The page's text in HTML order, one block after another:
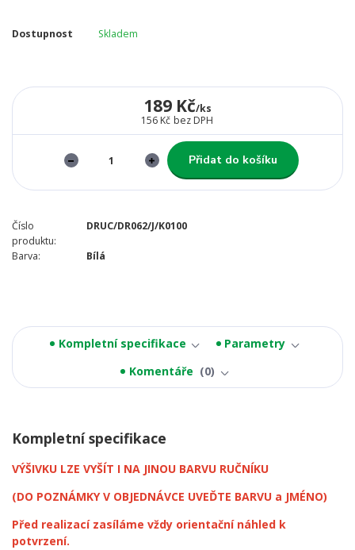
Dostupnost Skladem
189 Kč/ks
156 Kč bez DPH
Přidat do košíku
Číslo
produktu:
DRUC/DR062/J/K0100
Barva: Bílá
Kompletní specifikace
Parametry
Komentáře
0
Kompletní specifikace
VÝŠIVKU LZE VYŠÍT I NA JINOU BARVU RUČNÍKU
(DO POZNÁMKY V OBJEDNÁVCE UVEĎTE BARVU a JMÉNO)
Před realizací zasíláme vždy orientační náhled k
potvrzení.